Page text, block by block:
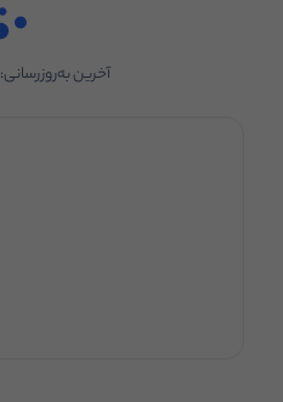
آخرین به‌روزرسانی: